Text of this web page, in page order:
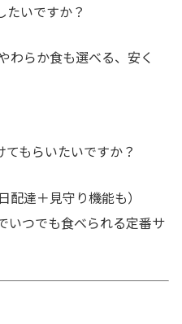
たいですか？
やわらか食も選べる、安く
もらいたいですか？
日配達＋見守り機能も）
いつでも食べられる定番サ